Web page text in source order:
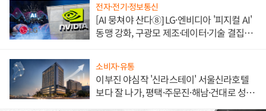
전자·전기·정보통신
[AI 뭉쳐야 산다⑧] LG·엔비디아 '피지컬 AI'
동맹 강화, 구광모 제조·데이터·기술 결집
소비자·유통
이부진 야심작 '신라스테이' 서울신라호텔
보다 잘 나가, 평택·주문진·해남·건대로 성